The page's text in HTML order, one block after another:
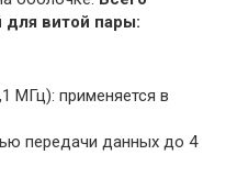
для витой пары:
МГц): применяется в
передачи данных до 4